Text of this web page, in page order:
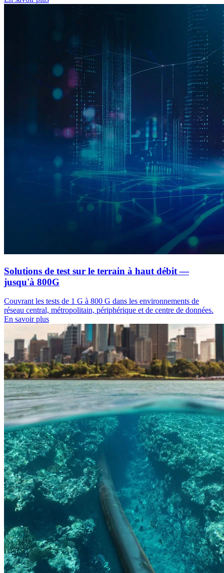
Solutions de test sur le terrain à haut débit —
jusqu'à 800G
Couvrant les tests de 1 G à 800 G dans les environnements de
réseau central, métropolitain, périphérique et de centre de données.
En savoir plus